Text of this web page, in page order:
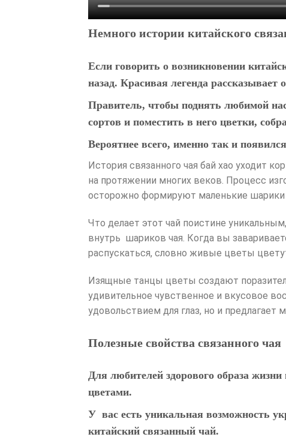
Немного истории китайского
Если говорить о возникновении
назад. Красивая легенда
Правитель, чтобы поднять любимой
сортов и поместить в него цветки,
Вероятнее всего, именно так и
История связанного чая бай хао уходит
на протяжении многих веков. Процесс
осторожно формируют маленькие
Что делает этот чай поистине
внутрь шариков чая. Когда вы
распускаться, словно живые цветы
Изящные танцы цветы создают
удивительное чувственное и вкусовое
удовольствием для глаз, но и предлагает
Полезные свойства связанного чая
Для любителей здорового образа
цветами.
У вас есть уникальная возможность
китайский связанный чай.